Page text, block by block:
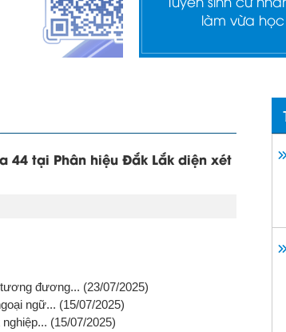
làm vừa học
44 tại Phân hiệu Đắk Lắk diện xét
đương... (23/07/2025)
ngữ... (15/07/2025)
(15/07/2025)